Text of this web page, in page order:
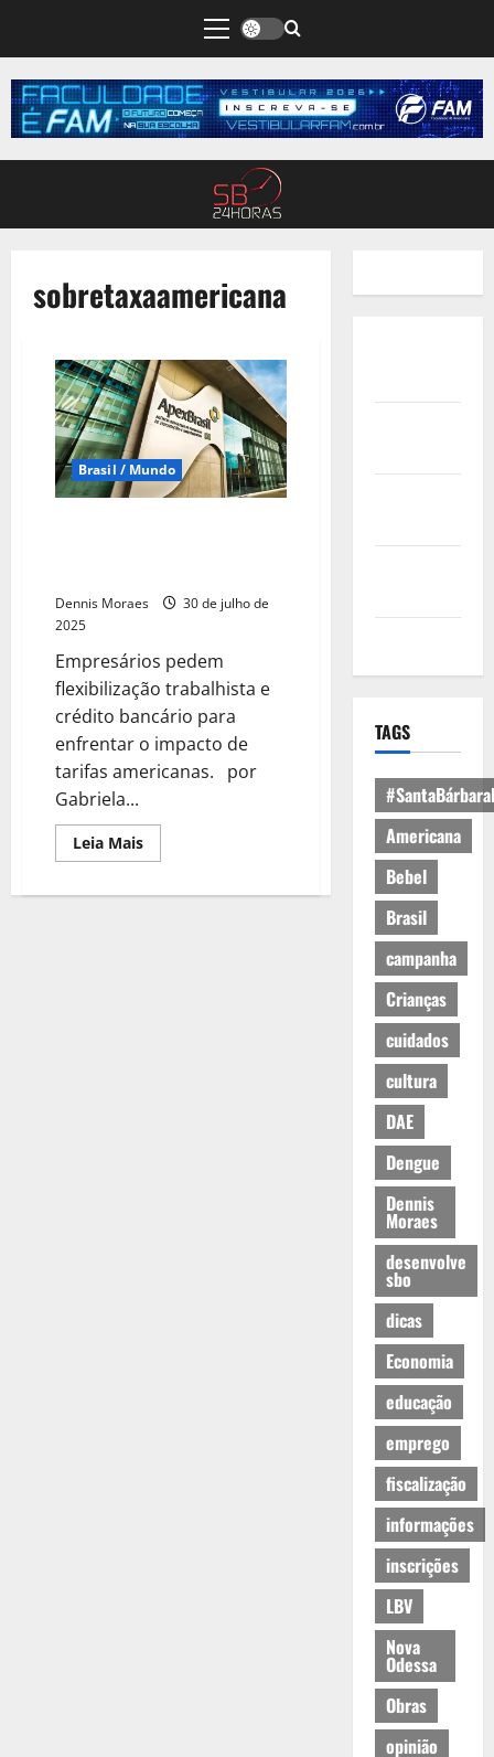
sobretaxaamericana
Brasil / Mundo
Dennis Moraes
30 de julho de
2025
Empresários pedem
flexibilização trabalhista e
crédito bancário para
enfrentar o impacto de
tarifas americanas. por
Gabriela...
Leia Mais
TAGS
Americana
Bebel
Brasil
campanha
Crianças
cuidados
cultura
DAE
Dengue
Dennis
Moraes
desenvolve
sbo
dicas
Economia
educação
emprego
fiscalização
informações
inscrições
LBV
Nova
Odessa
Obras
opinião